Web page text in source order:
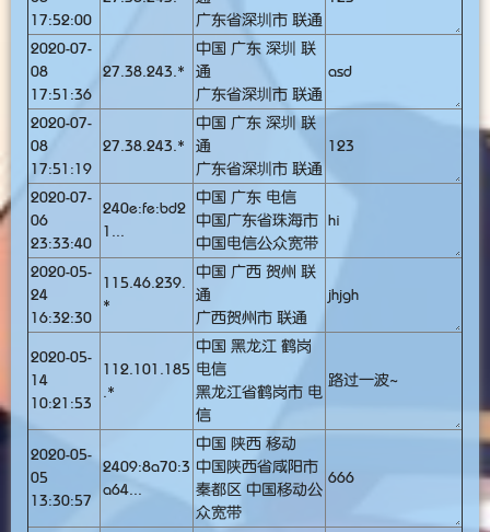
17:52:00
广东省深圳市 联通
2020-07-
08
17:51:36
27.38.243.*
中国 广东 深圳 联
通
广东省深圳市 联通
asd
2020-07-
08
17:51:19
27.38.243.*
中国 广东 深圳 联
通
广东省深圳市 联通
123
2020-07-
06
23:33:40
240e:fe:bd2
1...
中国 广东 电信
中国广东省珠海市
中国电信公众宽带
hi
2020-05-
24
16:32:30
115.46.239.
*
中国 广西 贺州 联
通
广西贺州市 联通
jhjgh
2020-05-
14
10:21:53
112.101.185
.*
中国 黑龙江 鹤岗
电信
黑龙江省鹤岗市 电
信
路过一波~
2020-05-
05
13:30:57
2409:8a70:3
a64...
中国 陕西 移动
中国陕西省咸阳市
秦都区 中国移动公
众宽带
666